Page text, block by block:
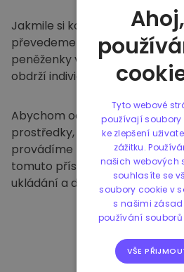
Jakmile si koupíte na
převedeme do vaší vyhrazené
peněženky v rámci naší
obdrží individuální peněženku.
Abychom ochránili naše
prostředky, nabízíme
provádíme pravidelné
tomuto přístupu je naše
ukládání a dalších kryptoměn.
Ahoj,
Tyto webové
používají soubory
ke zlepšení
zážitku.
našich webových
souhlasíte se
soubory cookie v
s našimi
používání souborů
VŠE